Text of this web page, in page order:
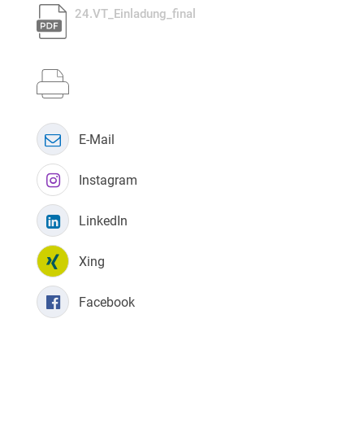
24.VT_Einladung_final
E-Mail
Instagram
LinkedIn
Xing
Facebook